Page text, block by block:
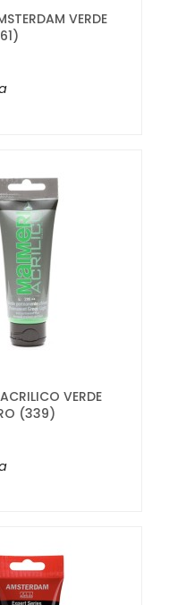
VERDE
VERDE
(339)